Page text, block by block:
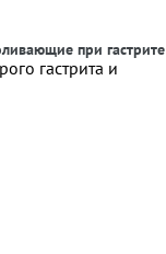
при гастрите